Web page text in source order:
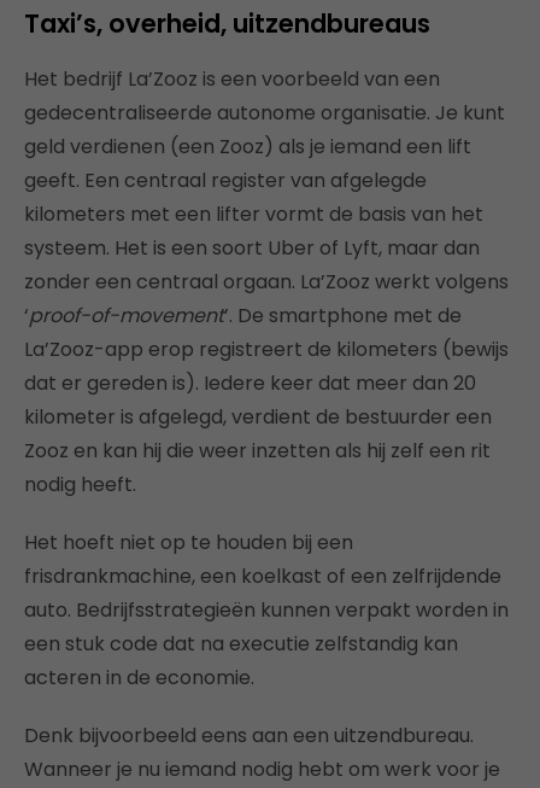
Taxi’s, overheid, uitzendbureaus
Het bedrijf La’Zooz is een voorbeeld van een
gedecentraliseerde autonome organisatie. Je kunt
geld verdienen (een Zooz) als je iemand een lift
geeft. Een centraal register van afgelegde
kilometers met een lifter vormt de basis van het
systeem. Het is een soort Uber of Lyft, maar dan
zonder een centraal orgaan. La’Zooz werkt volgens
‘proof-of-movement’. De smartphone met de
La’Zooz-app erop registreert de kilometers (bewijs
dat er gereden is). Iedere keer dat meer dan 20
kilometer is afgelegd, verdient de bestuurder een
Zooz en kan hij die weer inzetten als hij zelf een rit
nodig heeft.
Het hoeft niet op te houden bij een
frisdrankmachine, een koelkast of een zelfrijdende
auto. Bedrijfsstrategieën kunnen verpakt worden in
een stuk code dat na executie zelfstandig kan
acteren in de economie.
Denk bijvoorbeeld eens aan een uitzendbureau.
Wanneer je nu iemand nodig hebt om werk voor je